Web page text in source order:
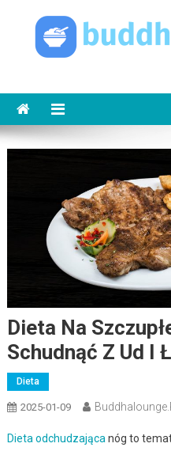
content
Dieta Na
Schudnąć Z Ud I
Dieta
2025-01-09
Dieta odchudzająca nóg to